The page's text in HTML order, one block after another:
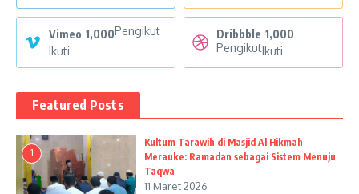
Vimeo 1,000Pengikut
Ikuti
Dribbble 1,000
PengikutIkuti
Featured Posts
1
Kultum Tarawih di Masjid Al Hikmah
Merauke: Ramadan sebagai Sistem Menuju
Taqwa
11 Maret 2026